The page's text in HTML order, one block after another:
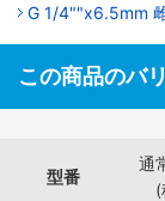
G 1/4""x6.5mm
この商品のバ
型番
通